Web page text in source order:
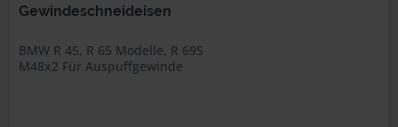
Gewindeschneideisen
BMW R 45, R 65 Modelle, R 69S
M48x2 Für Auspuffgewinde